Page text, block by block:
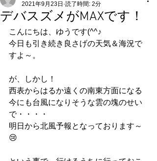
デバスズメがMAXです！
2021年9月23日 読了時間: 2分
こんにちは、ゆうです(^^♪
今日も引き続き良さげの天気＆海況で
すよ～。
が、しかし！
西表からはるか遠くの南東方面になる
今にも台風になりそうな雲の塊のせい
で・・・・
明日から北風予報となっております～
😢